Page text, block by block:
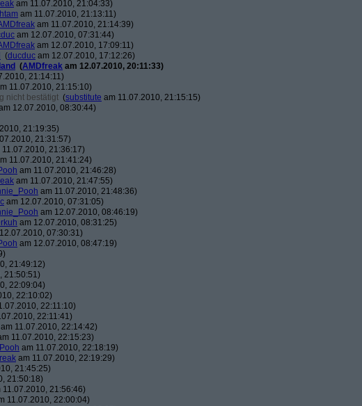
am 11.07.2010, 21:04:33)
am 11.07.2010, 21:13:11)
am 11.07.2010, 21:14:39)
am 12.07.2010, 07:31:44)
am 12.07.2010, 17:09:11)
(ducduc am 12.07.2010, 17:12:26)
(AMDfreak am 12.07.2010, 20:11:33)
21:14:11)
11.07.2010, 21:15:10)
nicht bestätigt (substitute am 11.07.2010, 21:15:15)
12.07.2010, 08:30:44)
21:19:35)
21:31:57)
11.07.2010, 21:36:17)
11.07.2010, 21:41:24)
am 11.07.2010, 21:46:28)
am 11.07.2010, 21:47:55)
am 11.07.2010, 21:48:36)
am 12.07.2010, 07:31:05)
am 12.07.2010, 08:46:19)
am 12.07.2010, 08:31:25)
07:30:31)
am 12.07.2010, 08:47:19)
21:49:12)
21:50:51)
22:09:04)
22:10:02)
22:11:10)
22:11:41)
am 11.07.2010, 22:14:42)
11.07.2010, 22:15:23)
am 11.07.2010, 22:18:19)
am 11.07.2010, 22:19:29)
21:45:25)
21:50:18)
11.07.2010, 21:56:46)
11.07.2010, 22:00:04)